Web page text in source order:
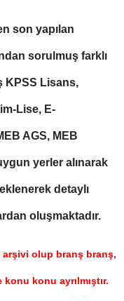
son yapılan
sorulmuş farklı
KPSS Lisans,
Lise, E-
AGS, MEB
yerler alınarak
detaylı
oluşmaktadır.
arşivi olup branş branş,
konu ayrılmıştır.